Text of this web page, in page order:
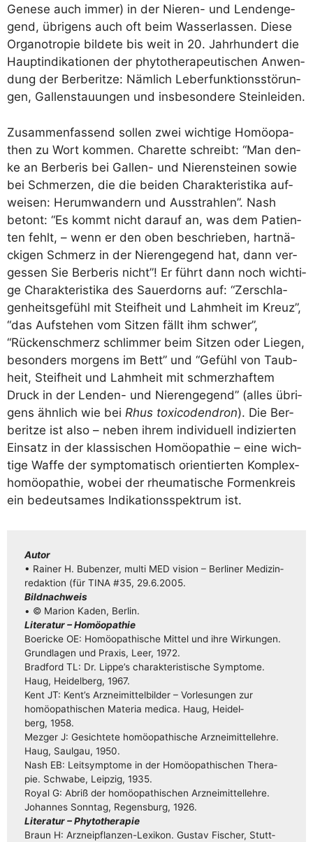
Gene­se auch immer) in der Nie­ren- und Len­den­ge­
gend, übri­gens auch oft beim Was­ser­las­sen. Die­se
Orga­notro­pie bil­de­te bis weit in 20. Jahr­hun­dert die
Haupt­in­di­ka­tio­nen der phy­to­the­ra­peu­ti­schen Anwen­
dung der Ber­be­rit­ze: Näm­lich Leber­funk­ti­ons­stö­run­
gen, Gal­len­stau­un­gen und ins­be­son­de­re Steinleiden.
Zusam­men­fas­send sol­len zwei wich­ti­ge Homöo­pa­
then zu Wort kom­men. Cha­ret­te schreibt: “Man den­
ke an Ber­be­ris bei Gal­len- und Nie­ren­stei­nen sowie
bei Schmer­zen, die die bei­den Cha­rak­te­ris­ti­ka auf­
wei­sen: Her­um­wan­dern und Aus­strah­len”. Nash
betont: “Es kommt nicht dar­auf an, was dem Pati­en­
ten fehlt, – wenn er den oben beschrie­ben, hart­nä­
cki­gen Schmerz in der Nie­ren­ge­gend hat, dann ver­
ges­sen Sie Ber­be­ris nicht”! Er führt dann noch wich­ti­
ge Cha­rak­te­ris­ti­ka des Sau­er­dorns auf: “Zer­schla­
gen­heits­ge­fühl mit Steif­heit und Lahm­heit im Kreuz”,
“das Auf­ste­hen vom Sit­zen fällt ihm schwer”,
“Rücken­schmerz schlim­mer beim Sit­zen oder Lie­gen,
beson­ders mor­gens im Bett” und “Gefühl von Taub­
heit, Steif­heit und Lahm­heit mit schmerz­haf­tem
Druck in der Len­den- und Nie­ren­ge­gend” (alles übri­
gens ähn­lich wie bei Rhus toxi­coden­dron). Die Ber­
be­rit­ze ist also – neben ihrem indi­vi­du­ell indi­zier­ten
Ein­satz in der klas­si­schen Homöo­pa­thie – eine wich­
ti­ge Waf­fe der sym­pto­ma­tisch ori­en­tier­ten Kom­plex­
ho­möo­pa­thie, wobei der rheu­ma­ti­sche For­men­kreis
ein bedeut­sa­mes Indi­ka­ti­ons­spek­trum ist.
Autor
• Rai­ner H. Buben­zer, mul­ti MED visi­on – Ber­li­ner Medi­zin­
re­dak­ti­on (für TINA #35, 29.6.2005.
Bild­nach­weis
• © Mari­on Kaden, Berlin.
Lite­ra­tur – Homöopathie
Boe­ri­cke OE: Homöo­pa­thi­sche Mit­tel und ihre Wir­kun­gen.
Grund­la­gen und Pra­xis, Leer, 1972.
Brad­ford TL: Dr. Lippe’s cha­rak­te­ris­ti­sche Sym­pto­me.
Haug, Hei­del­berg, 1967.
Kent JT: Kent’s Arz­nei­mit­tel­bil­der – Vor­le­sun­gen zur
homöo­pa­thi­schen Mate­ria medi­ca. Haug, Hei­del­
berg, 1958.
Mez­ger J: Gesich­te­te homöo­pa­thi­sche Arz­nei­mit­tel­leh­re.
Haug, Saul­gau, 1950.
Nash EB: Leit­sym­pto­me in der Homöo­pa­thi­schen The­ra­
pie. Schwa­be, Leip­zig, 1935.
Roy­al G: Abriß der homöo­pa­thi­schen Arz­nei­mit­tel­leh­re.
Johan­nes Sonn­tag, Regens­burg, 1926.
Lite­ra­tur – Phytotherapie
Braun H: Arz­n­ei­pflan­­zen-Lexi­­kon. Gus­tav Fischer, Stutt­